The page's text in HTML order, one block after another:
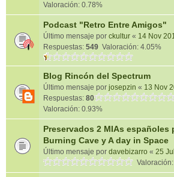
Valoración: 0.78%
Podcast "Retro Entre Amigos"
Último mensaje por ckultur « 14 Nov
Respuestas: 549 Valoración: 4.05%
Blog Rincón del Spectrum
Último mensaje por josepzin « 13 Nov
Respuestas: 80
Valoración: 0.93%
Preservados 2 MIAs españoles
Burning Cave y A day in Space
Último mensaje por davebizarro « 25